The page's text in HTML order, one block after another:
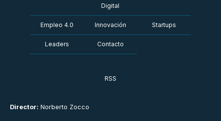
Director: Norberto Zocco
Digital
Empleo 4.0 Innovación Startups
Leaders Contacto
RSS